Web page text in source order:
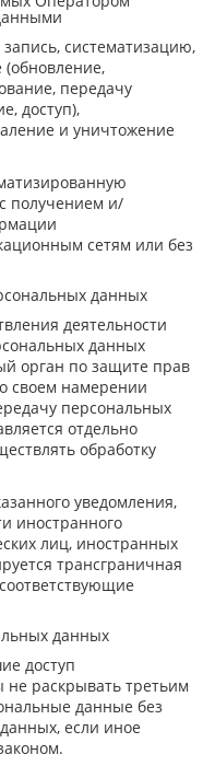
систематизацию,
(обновление,
передачу
доступ),
и уничтожение
получением и/
сетям или без
данных
деятельности
данных
орган по защите прав
своем намерении
персональных
отдельно
обработку
уведомления,
иностранного
лиц, иностранных
трансграничная
данных
доступ
раскрывать третьим
данные без
если иное